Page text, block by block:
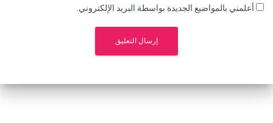
أعلمني بالمواضيع الجديدة بواسطة البريد الإلكتروني.